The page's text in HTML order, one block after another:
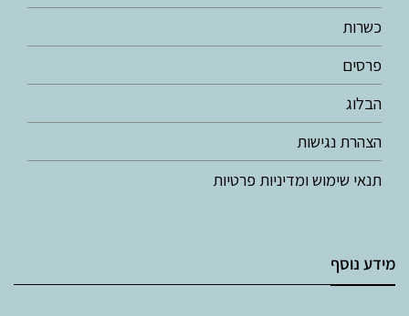
כשרות
פרסים
הבלוג
הצהרת נגישות
תנאי שימוש ומדיניות פרטיות
מידע נוסף